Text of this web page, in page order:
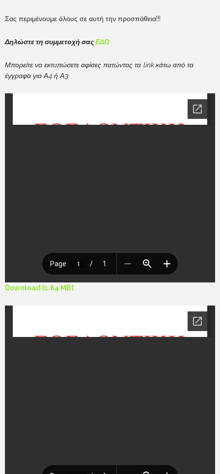
Σας περιμένουμε όλους σε αυτή την προσπάθεια!!!
Δηλώστε τη συμμετοχή σαςΕΔΩ
Μπορείτε να εκτυπώσετε αφίσες πατώντας τα link κάτω από τα
έγγραφα για Α4 ή Α3
Download [1.64 MB]